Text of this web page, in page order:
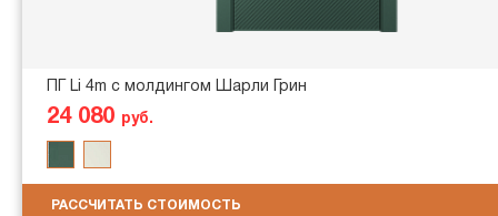
ПГ Li 4m с молдингом Шарли Грин
24 080 руб.
РАССЧИТАТЬ СТОИМОСТЬ